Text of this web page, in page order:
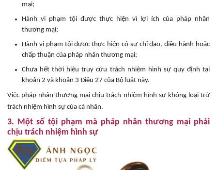
mại;
Hành vi phạm tội được thực hiện vì lợi ích của pháp nhân
thương mại;
Hành vi phạm tội được thực hiện có sự chỉ đạo, điều hành hoặc
chấp thuận của pháp nhân thương mại;
Chưa hết thời hiệu truy cứu trách nhiệm hình sự quy định tại
khoản 2 và khoản 3 Điều 27 của Bộ luật này.
Việc pháp nhân thương mại chịu trách nhiệm hình sự không loại trừ
trách nhiệm hình sự của cá nhân.
3. Một số tội phạm mà pháp nhân thương mại phải
chịu trách nhiệm hình sự